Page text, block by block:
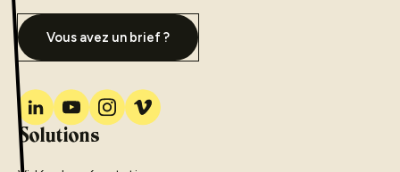
Vous avez un brief ?
Solutions